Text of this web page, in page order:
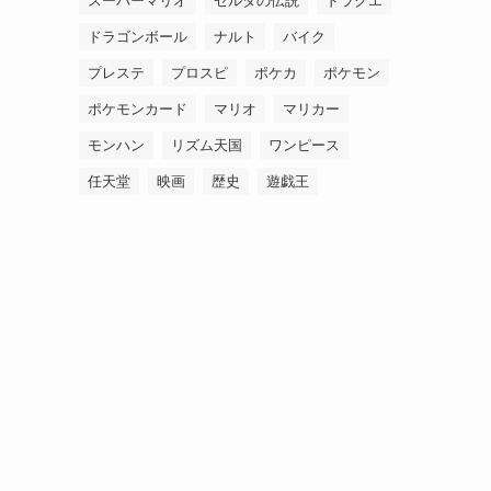
ドラゴンボール ナルト バイク
プレステ プロスピ ポケカ ポケモン
ポケモンカード マリオ マリカー
モンハン リズム天国 ワンピース
任天堂 映画 歴史 遊戯王